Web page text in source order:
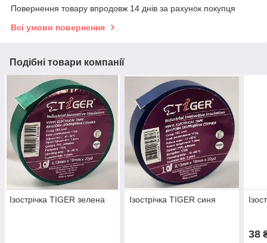
Повернення товару впродовж 14 днів за рахунок покупця
Всі умови повернення
Подібні товари компанії
Ізострічка TIGER зелена Ізострічка TIGER синя
38